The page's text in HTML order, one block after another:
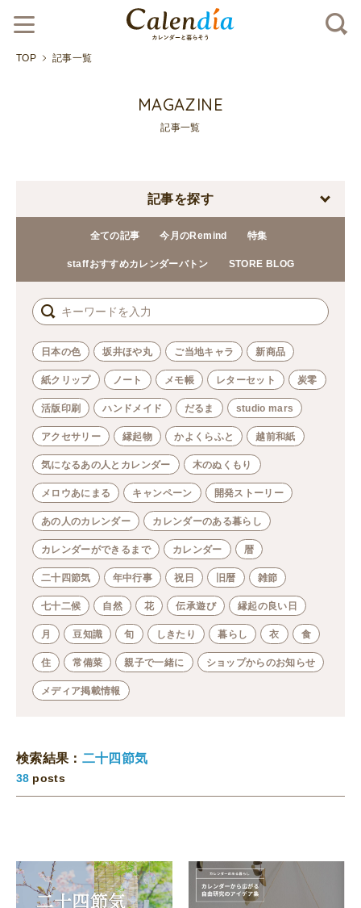
TOP 記事一覧
MAGAZINE
記事一覧
記事を探す
全ての記事 今月のRemind 特集
staffおすすめカレンダーバトン STORE BLOG
日本の色 坂井ほや丸 ご当地キャラ 新商品
紙クリップ ノート メモ帳 レターセット 炭零
活版印刷 ハンドメイド だるま studio mars
アクセサリー 縁起物 かよくらふと 越前和紙
気になるあの人とカレンダー 木のぬくもり
メロウあにまる キャンペーン 開発ストーリー
あの人のカレンダー カレンダーのある暮らし
カレンダーができるまで カレンダー 暦
二十四節気 年中行事 祝日 旧暦 雑節
七十二候 自然 花 伝承遊び 縁起の良い日
月 豆知識 旬 しきたり 暮らし 衣 食
住 常備菜 親子で一緒に ショップからのお知らせ
メディア掲載情報
検索結果： 二十四節気
38 posts